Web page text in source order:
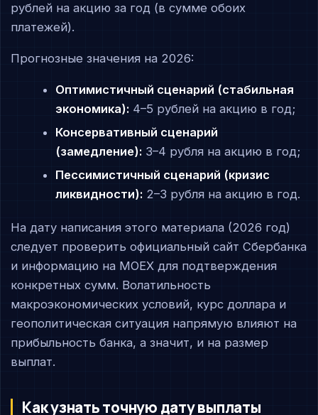
рублей на акцию за год (в сумме обоих
платежей).
Прогнозные значения на 2026:
Оптимистичный сценарий (стабильная
экономика):4–5 рублей на акцию в год;
Консервативный сценарий
(замедление):3–4 рубля на акцию в год;
Пессимистичный сценарий (кризис
ликвидности):2–3 рубля на акцию в год.
На дату написания этого материала (2026 год)
следует проверить официальный сайт Сбербанка
и информацию на MOEX для подтверждения
конкретных сумм. Волатильность
макроэкономических условий, курс доллара и
геополитическая ситуация напрямую влияют на
прибыльность банка, а значит, и на размер
выплат.
Как узнать точную дату выплаты